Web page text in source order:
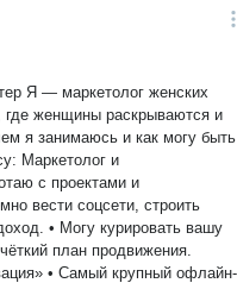
женщины раскрываются и
я занимаюсь и как могу быть
и
вести соцсети, строить
вашу
план продвижения.
офлайн-